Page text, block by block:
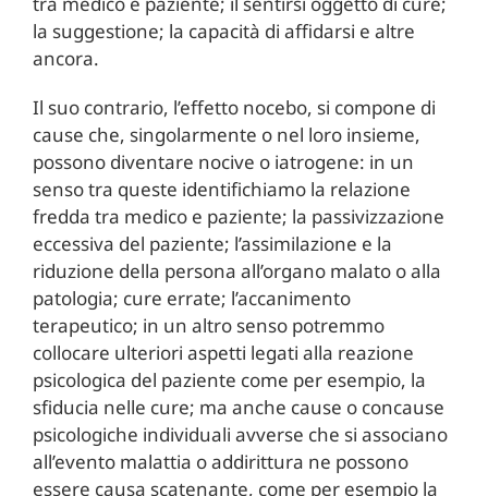
la suggestione; la capacità di affidarsi e altre
ancora.
Il suo contrario, l’effetto nocebo, si compone di
cause che, singolarmente o nel loro insieme,
possono diventare nocive o iatrogene: in un
senso tra queste identifichiamo la relazione
fredda tra medico e paziente; la passivizzazione
eccessiva del paziente; l’assimilazione e la
riduzione della persona all’organo malato o alla
patologia; cure errate; l’accanimento
terapeutico; in un altro senso potremmo
collocare ulteriori aspetti legati alla reazione
psicologica del paziente come per esempio, la
sfiducia nelle cure; ma anche cause o concause
psicologiche individuali avverse che si associano
all’evento malattia o addirittura ne possono
essere causa scatenante, come per esempio la